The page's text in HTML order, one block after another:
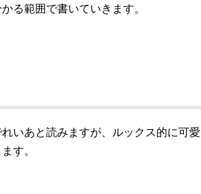
る範囲で書いていきます。
いあと読みますが、ルックス的に可愛
す。